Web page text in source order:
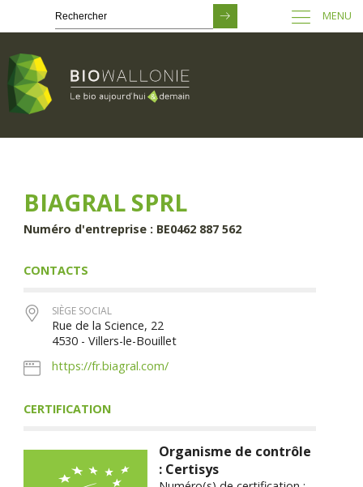
principal
MENU
BIAGRAL SPRL
Numéro d'entreprise : BE0462 887 562
CONTACTS
SIÈGE SOCIAL
Rue de la Science, 22
4530 - Villers-le-Bouillet
https://fr.biagral.com/
CERTIFICATION
Organisme de contrôle
: Certisys